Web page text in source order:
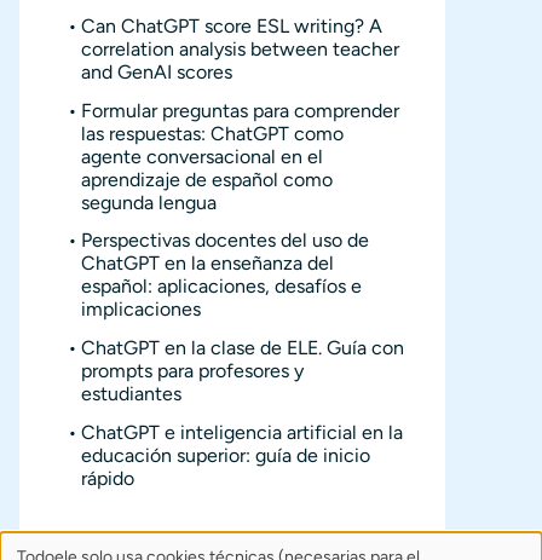
Can ChatGPT score ESL writing? A
correlation analysis between teacher
and GenAI scores
Formular preguntas para comprender
las respuestas: ChatGPT como
agente conversacional en el
aprendizaje de español como
segunda lengua
Perspectivas docentes del uso de
ChatGPT en la enseñanza del
español: aplicaciones, desafíos e
implicaciones
ChatGPT en la clase de ELE. Guía con
prompts para profesores y
estudiantes
ChatGPT e inteligencia artificial en la
educación superior: guía de inicio
rápido